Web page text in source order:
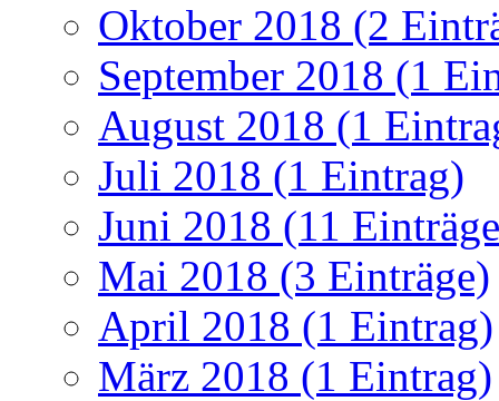
Oktober 2018 (2
September 2018 (1
August 2018 (1
Juli 2018 (1 Eintrag)
Juni 2018 (11
Mai 2018 (3 Einträge)
April 2018 (1 Eintrag)
März 2018 (1 Eintrag)